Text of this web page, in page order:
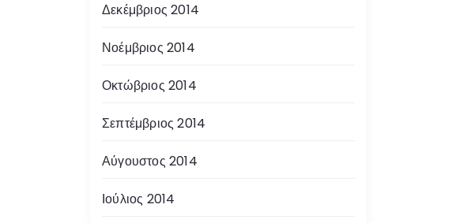
Δεκέμβριος 2014
Νοέμβριος 2014
Οκτώβριος 2014
Σεπτέμβριος 2014
Αύγουστος 2014
Ιούλιος 2014